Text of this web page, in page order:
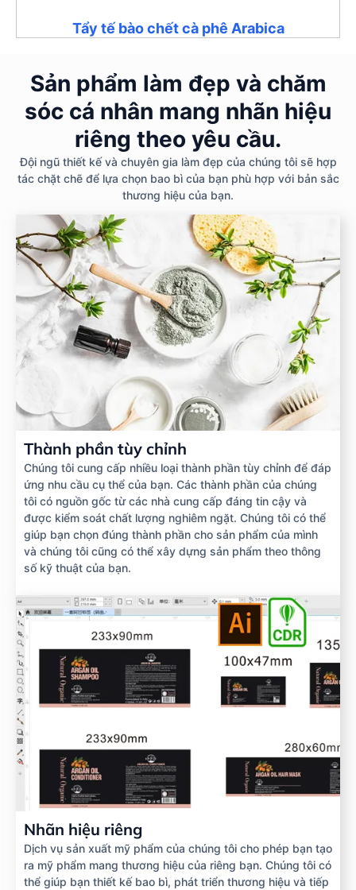
Tẩy tế bào chết cà phê Arabica
Sản phẩm làm đẹp và chăm
sóc cá nhân mang nhãn hiệu
riêng theo yêu cầu.
Đội ngũ thiết kế và chuyên gia làm đẹp của chúng tôi sẽ hợp
tác chặt chẽ để lựa chọn bao bì của bạn phù hợp với bản sắc
thương hiệu của bạn.
Thành phần tùy chỉnh
Chúng tôi cung cấp nhiều loại thành phần tùy chỉnh để đáp
ứng nhu cầu cụ thể của bạn. Các thành phần của chúng
tôi có nguồn gốc từ các nhà cung cấp đáng tin cậy và
được kiểm soát chất lượng nghiêm ngặt. Chúng tôi có thể
giúp bạn chọn đúng thành phần cho sản phẩm của mình
và chúng tôi cũng có thể xây dựng sản phẩm theo thông
số kỹ thuật của bạn.
Nhãn hiệu riêng
Dịch vụ sản xuất mỹ phẩm của chúng tôi cho phép bạn tạo
ra mỹ phẩm mang thương hiệu của riêng bạn. Chúng tôi có
thể giúp bạn thiết kế bao bì, phát triển thương hiệu và tiếp